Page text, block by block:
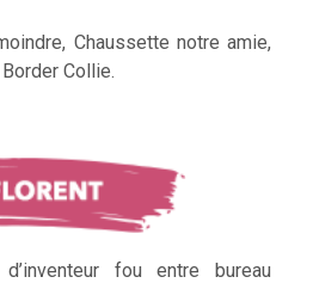
Chaussette notre amie,
Collie.
fou entre bureau